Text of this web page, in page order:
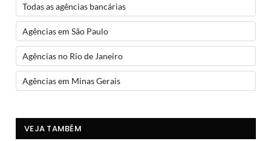
Todas as agências bancárias
Agências em São Paulo
Agências no Rio de Janeiro
Agências em Minas Gerais
VEJA TAMBÉM